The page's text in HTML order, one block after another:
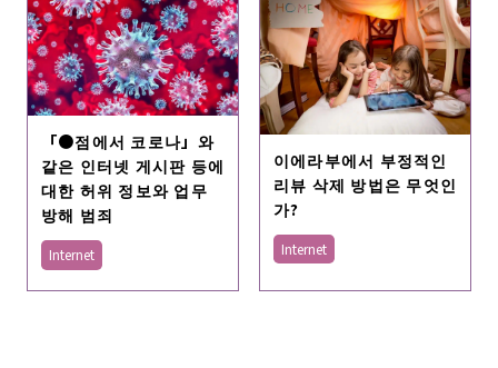
「●점에서 코로나」와
같은 인터넷 게시판 등에
대한 허위 정보와 업무
방해 범죄
Internet
이에라부에서 부정적인
리뷰 삭제 방법은 무엇인
가?
Internet